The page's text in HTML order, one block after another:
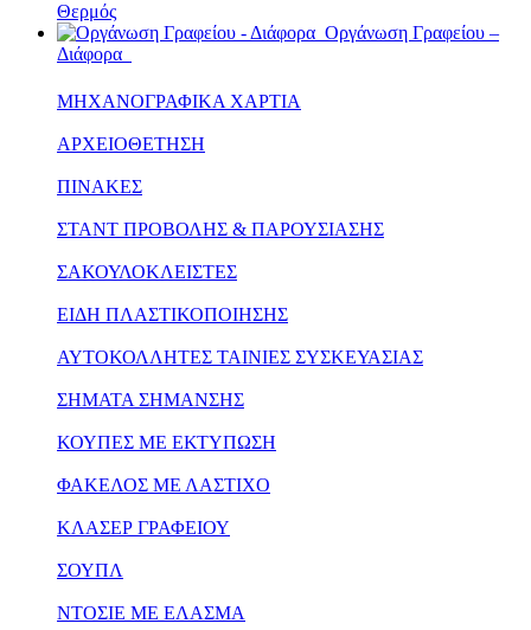
Θερμός
Οργάνωση Γραφείου –
Διάφορα
ΜΗΧΑΝΟΓΡΑΦΙΚΑ ΧΑΡΤΙΑ
ΑΡΧΕΙΟΘΕΤΗΣΗ
ΠΙΝΑΚΕΣ
ΣΤΑΝΤ ΠΡΟΒΟΛΗΣ & ΠΑΡΟΥΣΙΑΣΗΣ
ΣΑΚΟΥΛΟΚΛΕΙΣΤΕΣ
ΕΙΔΗ ΠΛΑΣΤΙΚΟΠΟΙΗΣΗΣ
ΑΥΤΟΚΟΛΛΗΤΕΣ ΤΑΙΝΙΕΣ ΣΥΣΚΕΥΑΣΙΑΣ
ΣΗΜΑΤΑ ΣΗΜΑΝΣΗΣ
ΚΟΥΠΕΣ ΜΕ ΕΚΤΥΠΩΣΗ
ΦΑΚΕΛΟΣ ΜΕ ΛΑΣΤΙΧΟ
ΚΛΑΣΕΡ ΓΡΑΦΕΙΟΥ
ΣΟΥΠΛ
ΝΤΟΣΙΕ ΜΕ ΕΛΑΣΜΑ